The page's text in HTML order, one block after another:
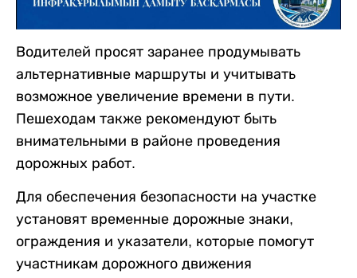
Водителей просят заранее продумывать
альтернативные маршруты и учитывать
возможное увеличение времени в пути.
Пешеходам также рекомендуют быть
внимательными в районе проведения
дорожных работ.
Для обеспечения безопасности на участке
установят временные дорожные знаки,
ограждения и указатели, которые помогут
участникам дорожного движения